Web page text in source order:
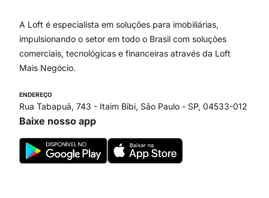
Paraíso
Itaim Bibi
A Loft é especialista em soluções para imobiliárias,
impulsionando o setor em todo o Brasil com soluções
comerciais, tecnológicas e financeiras através da Loft
Mais Negócio.
ENDEREÇO
Rua Tabapuã, 743 - Itaim Bibi, São Paulo - SP, 04533-012
Baixe nosso app